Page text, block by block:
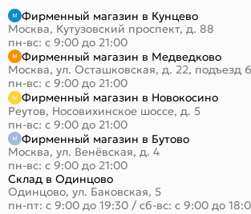
Фирменный магазин в Кунцево
Москва, Кутузовский проспект, д. 88
пн-вс: с 9:00 до 21:00
Фирменный магазин в Медведково
Москва, ул. Осташковская, д. 22, подъезд 6
пн-вс: с 9:00 до 21:00
Фирменный магазин в Новокосино
Реутов, Носовихинское шоссе, д. 5
пн-вс: с 9:00 до 21:00
Фирменный магазин в Бутово
Москва, ул. Венёвская, д. 4
пн-вс: с 9:00 до 21:00
Склад в Одинцово
Одинцово, ул. Баковская, 5
пн-пт: с 9:00 до 19:30 / сб-вс: с 9:00 до